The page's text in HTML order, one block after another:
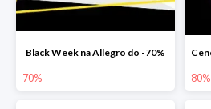
Black Week na Allegro do -70%
70% 80%